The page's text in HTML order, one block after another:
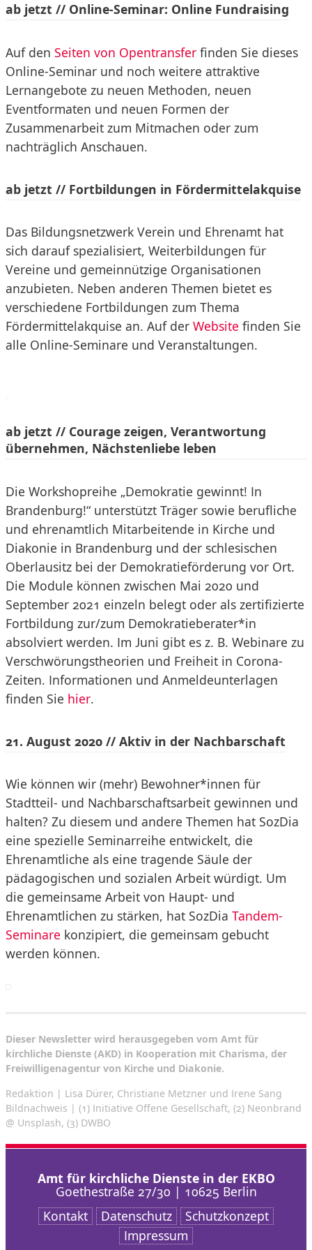
ab jetzt // Online-Seminar: Online Fundraising
Auf den Seiten von Opentransfer finden Sie dieses
Online-Seminar und noch weitere attraktive
Lernangebote zu neuen Methoden, neuen
Eventformaten und neuen Formen der
Zusammenarbeit zum Mitmachen oder zum
nachträglich Anschauen.
ab jetzt // Fortbildungen in Fördermittelakquise
Das Bildungsnetzwerk Verein und Ehrenamt hat
sich darauf spezialisiert, Weiterbildungen für
Vereine und gemeinnützige Organisationen
anzubieten. Neben anderen Themen bietet es
verschiedene Fortbildungen zum Thema
Fördermittelakquise an. Auf der Website finden Sie
alle Online-Seminare und Veranstaltungen.
ab jetzt // Courage zeigen, Verantwortung
übernehmen, Nächstenliebe leben
Die Workshopreihe „Demokratie gewinnt! In
Brandenburg!“ unterstützt Träger sowie berufliche
und ehrenamtlich Mitarbeitende in Kirche und
Diakonie in Brandenburg und der schlesischen
Oberlausitz bei der Demokratieförderung vor Ort.
Die Module können zwischen Mai 2020 und
September 2021 einzeln belegt oder als zertifizierte
Fortbildung zur/zum Demokratieberater*in
absolviert werden. Im Juni gibt es z. B. Webinare zu
Verschwörungstheorien und Freiheit in Corona-
Zeiten. Informationen und Anmeldeunterlagen
finden Sie hier.
21. August 2020 // Aktiv in der Nachbarschaft
Wie können wir (mehr) Bewohner*innen für
Stadtteil- und Nachbarschaftsarbeit gewinnen und
halten? Zu diesem und andere Themen hat SozDia
eine spezielle Seminarreihe entwickelt, die
Ehrenamtliche als eine tragende Säule der
pädagogischen und sozialen Arbeit würdigt. Um
die gemeinsame Arbeit von Haupt- und
Ehrenamtlichen zu stärken, hat SozDia Tandem-
Seminare konzipiert, die gemeinsam gebucht
werden können.
Dieser Newsletter wird herausgegeben vom Amt für
kirchliche Dienste (AKD) in Kooperation mit Charisma, der
Freiwilligenagentur von Kirche und Diakonie.
Redaktion | Lisa Dürer, Christiane Metzner und Irene Sang
Bildnachweis | (1) Initiative Offene Gesellschaft, (2) Neonbrand
@ Unsplash, (3) DWBO
Amt für kirchliche Dienste in der EKBO
Goethestraße 27/30 | 10625 Berlin
Kontakt
Datenschutz
Schutzkonzept
Impressum